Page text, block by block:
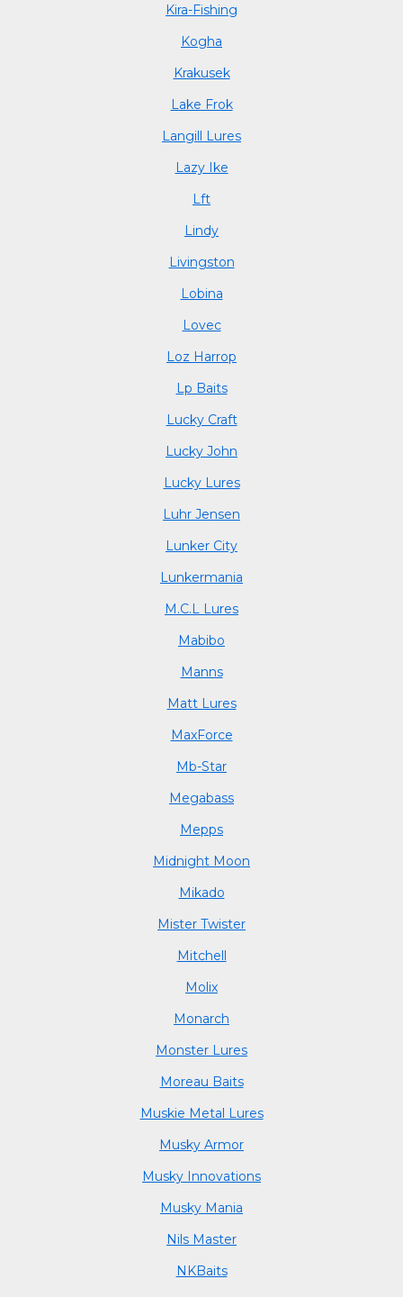
Kira-Fishing
Kogha
Krakusek
Lake Frok
Langill Lures
Lazy Ike
Lft
Lindy
Livingston
Lobina
Lovec
Loz Harrop
Lp Baits
Lucky Craft
Lucky John
Lucky Lures
Luhr Jensen
Lunker City
Lunkermania
M.C.L Lures
Mabibo
Manns
Matt Lures
MaxForce
Mb-Star
Megabass
Mepps
Midnight Moon
Mikado
Mister Twister
Mitchell
Molix
Monarch
Monster Lures
Moreau Baits
Muskie Metal Lures
Musky Armor
Musky Innovations
Musky Mania
Nils Master
NKBaits